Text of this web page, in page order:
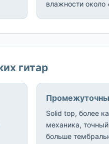
влажности около
гитар
Solid top, более
механика,
больше